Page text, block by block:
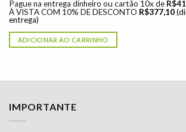
Pague na entrega dinheiro ou cartão 10x de R$
À VISTA COM 10% DE DESCONTO R$377,10
entrega)
ADICIONAR AO CARRINHO
IMPORTANTE